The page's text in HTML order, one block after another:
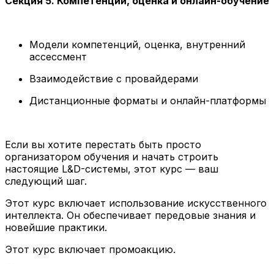
Модели компетенций, оценка, внутренний
ассессмент
Взаимодействие с провайдерами
Дистанционные форматы и онлайн-платформы
Если вы хотите перестать быть просто
организатором обучения и начать строить
настоящие L&D-системы, этот курс — ваш
следующий шаг.
Этот курс включает использование искусственного
интеллекта. Он обеспечивает передовые знания и
новейшие практики.
Этот курс включает промоакцию.